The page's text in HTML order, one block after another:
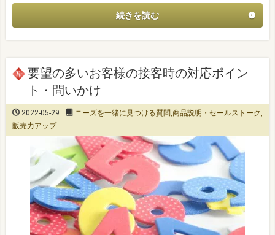
続きを読む
要望の多いお客様の接客時の対応ポイン
ト・問いかけ
2022-05-29 ニーズを一緒に見つける質問 商品説明・セールストーク
販売力アップ